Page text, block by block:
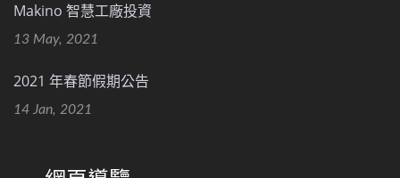
Makino 智慧工廠投資
13 May, 2021
2021 年春節假期公告
14 Jan, 2021